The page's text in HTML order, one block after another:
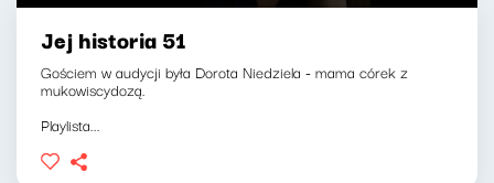
Jej historia 51
Gościem w audycji była Dorota Niedziela - mama córek z
mukowiscydozą.
Playlista...